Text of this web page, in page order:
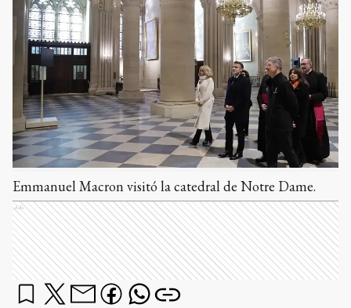
Emmanuel Macron visitó la catedral de Notre Dame.
Ads